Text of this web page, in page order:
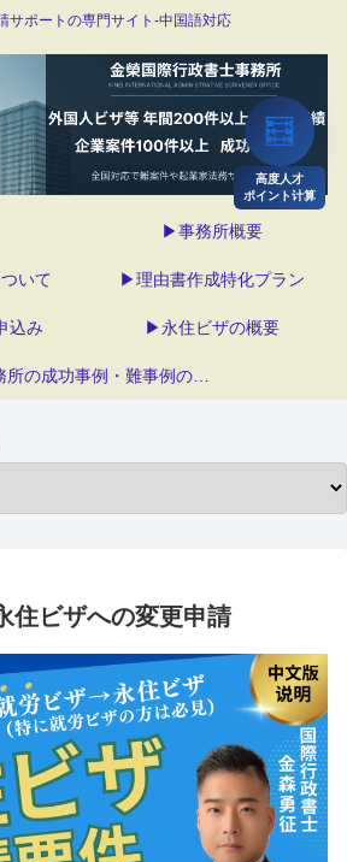
🧮
高度人才
ポイント计算
サポートの専門サイト-中国語対応
▶事務所概要
いて ▶理由書作成特化プラン
込み ▶永住ビザの概要
1.当事務所の成功事例・難事例の解決
住ビザへの変更申請